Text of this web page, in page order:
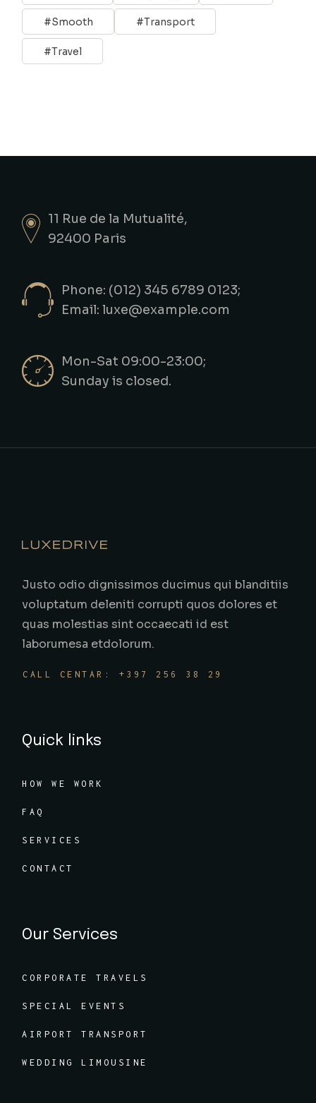
Smooth Transport
Travel
11 Rue de la Mutualité,
92400 Paris
Phone: (012) 345 6789 0123;
Email:luxe@example.com
Mon-Sat 09:00-23:00;
Sunday is closed.
Justo odio dignissimos ducimus qui blanditiis
voluptatum deleniti corrupti quos dolores et
quas molestias sint occaecati id est
laborumesa etdolorum.
CALL CENTAR: +397 256 38 29
Quick links
HOW WE WORK
FAQ
SERVICES
CONTACT
Our Services
CORPORATE TRAVELS
SPECIAL EVENTS
AIRPORT TRANSPORT
WEDDING LIMOUSINE